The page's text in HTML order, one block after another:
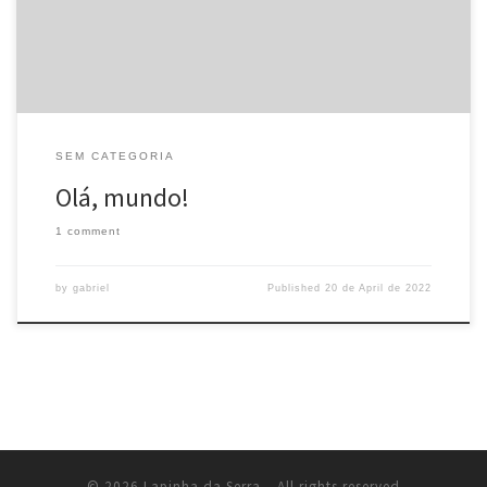
SEM CATEGORIA
Olá, mundo!
1 comment
by gabriel Published 20 de April de 2022